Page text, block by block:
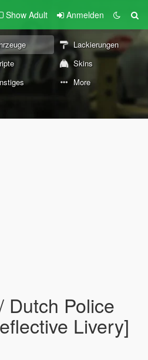
Show Adult Anmelden
Lackierungen
Skins
More
Dutch Police
Livery]